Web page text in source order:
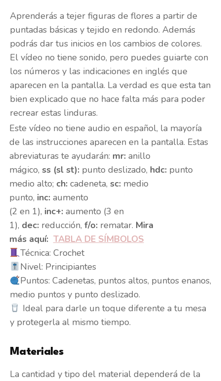
Aprenderás a tejer figuras de flores a partir de
puntadas básicas y tejido en redondo. Además
podrás dar tus inicios en los cambios de colores.
El vídeo no tiene sonido, pero puedes guiarte con
los números y las indicaciones en inglés que
aparecen en la pantalla. La verdad es que esta tan
bien explicado que no hace falta más para poder
recrear estas linduras.
Este vídeo no tiene audio en español, la mayoría
de las instrucciones aparecen en la pantalla. Estas
abreviaturas te ayudarán: mr:anillo
mágico, ss (sl st):punto deslizado, hdc:punto
medio alto; ch:cadeneta, sc:medio
punto, inc:aumento
(2 en 1), inc+:aumento (3 en
1), dec:reducción, f/o:rematar. Mira
más aquí: TABLA DE SÍMBOLOS
Técnica: Crochet
Nivel: Principiantes
Puntos: Cadenetas, puntos altos, puntos enanos,
medio puntos y punto deslizado.
Ideal para darle un toque diferente a tu mesa
y protegerla al mismo tiempo.
Materiales
La cantidad y tipo del material dependerá de la